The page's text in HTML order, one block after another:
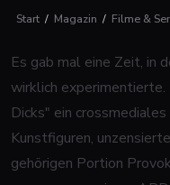
Start / Magazin / Filme &
Es gab mal eine Zeit, in
wirklich
Dicks" ein
Kunstfiguren,
gehörigen Portion